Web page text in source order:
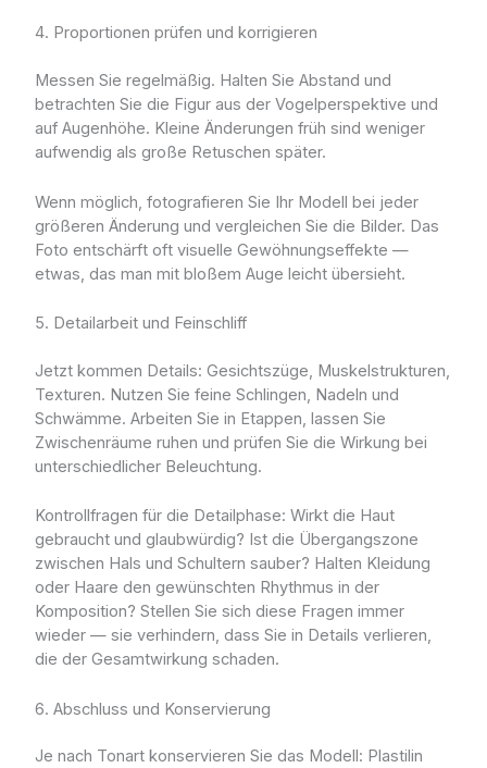
4. Proportionen prüfen und korrigieren
Messen Sie regelmäßig. Halten Sie Abstand und
betrachten Sie die Figur aus der Vogelperspektive und
auf Augenhöhe. Kleine Änderungen früh sind weniger
aufwendig als große Retuschen später.
Wenn möglich, fotografieren Sie Ihr Modell bei jeder
größeren Änderung und vergleichen Sie die Bilder. Das
Foto entschärft oft visuelle Gewöhnungseffekte —
etwas, das man mit bloßem Auge leicht übersieht.
5. Detailarbeit und Feinschliff
Jetzt kommen Details: Gesichtszüge, Muskelstrukturen,
Texturen. Nutzen Sie feine Schlingen, Nadeln und
Schwämme. Arbeiten Sie in Etappen, lassen Sie
Zwischenräume ruhen und prüfen Sie die Wirkung bei
unterschiedlicher Beleuchtung.
Kontrollfragen für die Detailphase: Wirkt die Haut
gebraucht und glaubwürdig? Ist die Übergangszone
zwischen Hals und Schultern sauber? Halten Kleidung
oder Haare den gewünschten Rhythmus in der
Komposition? Stellen Sie sich diese Fragen immer
wieder — sie verhindern, dass Sie in Details verlieren,
die der Gesamtwirkung schaden.
6. Abschluss und Konservierung
Je nach Tonart konservieren Sie das Modell: Plastilin